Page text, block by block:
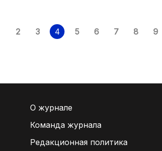
2 3 4 5 6 7 8 9
О журнале
Команда журнала
Редакционная политика